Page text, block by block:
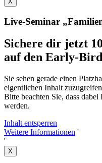
Live-Seminar
Sichere dir jetzt
auf den Early-
Sie sehen gerade einen
eigentlichen Inhalt
Bitte beachten Sie, dass
werden.
Inhalt entsperren
Weitere Informationen '
'
X